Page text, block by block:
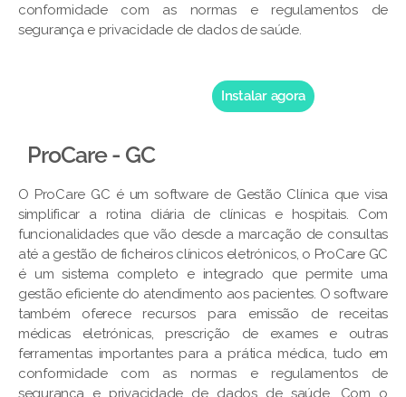
conformidade com as normas e regulamentos de
segurança e privacidade de dados de saúde.
Instalar agora
ProCare - GC
O ProCare GC é um software de Gestão Clínica que visa
simplificar a rotina diária de clínicas e hospitais. Com
funcionalidades que vão desde a marcação de consultas
até a gestão de ficheiros clínicos eletrónicos, o ProCare GC
é um sistema completo e integrado que permite uma
gestão eficiente do atendimento aos pacientes. O software
também oferece recursos para emissão de receitas
médicas eletrónicas, prescrição de exames e outras
ferramentas importantes para a prática médica, tudo em
conformidade com as normas e regulamentos de
segurança e privacidade de dados de saúde. Com o